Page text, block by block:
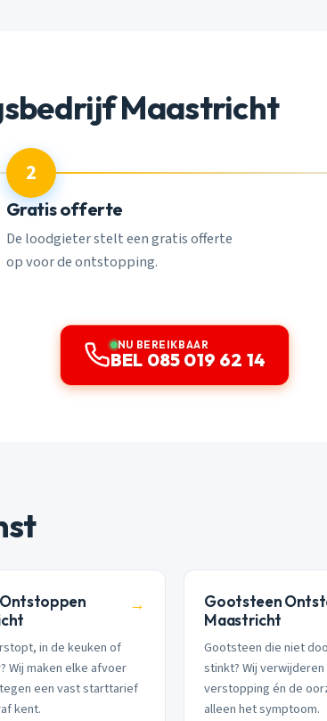
Maastricht
2
Gratis offerte
De loodgieter stelt een gratis offerte
op voor de ontstopping.
NU BEREIKBAAR
BEL 085 019 62 14
→
in de keuken of
Wij maken elke afvoer
een vast starttarief
kent.
Gootsteen
Maastricht
Gootsteen die niet
stinkt? Wij verwijderen
verstopping én de
alleen het symptoom.